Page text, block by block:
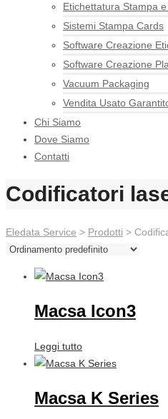
Etichettatura Stampa e
Sistemi Stampa Cards
Software Creazione
Software Creazione
Vacuum Packaging
Vendita Usato
Chi Siamo
Dove Siamo
Contatti
Codificatori
Eledata Service > Prodotti >
Macsa Icon3
Leggi tutto
Macsa K Series